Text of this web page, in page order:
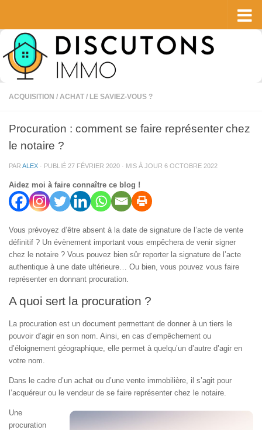
ACQUISITION / ACHAT / LE SAVIEZ-VOUS ?
Procuration : comment se faire représenter chez
le notaire ?
PAR ALEX · PUBLIÉ 27 FÉVRIER 2020 · MIS À JOUR 6 OCTOBRE 2022
Aidez moi à faire connaître ce blog !
Vous prévoyez d’être absent à la date de signature de l’acte de vente
définitif ? Un évènement important vous empêchera de venir signer
chez le notaire ? Vous pouvez bien sûr reporter la signature de l’acte
authentique à une date ultérieure… Ou bien, vous pouvez vous faire
représenter en donnant procuration.
A quoi sert la procuration ?
La procuration est un document permettant de donner à un tiers le
pouvoir d’agir en son nom. Ainsi, en cas d’empêchement ou
d’éloignement géographique, elle permet à quelqu’un d’autre d’agir en
votre nom.
Dans le cadre d’un achat ou d’une vente immobilière, il s’agit pour
l’acquéreur ou le vendeur de se faire représenter chez le notaire.
Une
procuration